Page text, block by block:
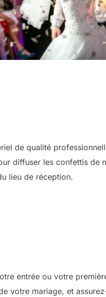
de qualité
diffuser les confettis de
lieu de réception.
entrée ou votre
votre mariage, et